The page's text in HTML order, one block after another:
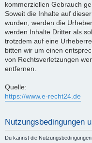
kommerziellen Gebrauch
Soweit die Inhalte auf
wurden, werden die
werden Inhalte Dritter als
trotzdem auf eine
bitten wir um einen
von Rechtsverletzungen
entfernen.
Quelle:
https://www.e-recht24.de
Nutzungsbedingungen
Du kannst die